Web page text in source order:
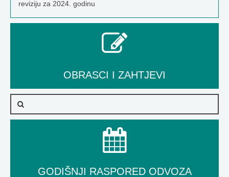
reviziju za 2024. godinu
OBRASCI I ZAHTJEVI
GODIŠNJI RASPORED ODVOZA